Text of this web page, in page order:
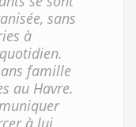
sans
à
famille
au Havre.
à lui